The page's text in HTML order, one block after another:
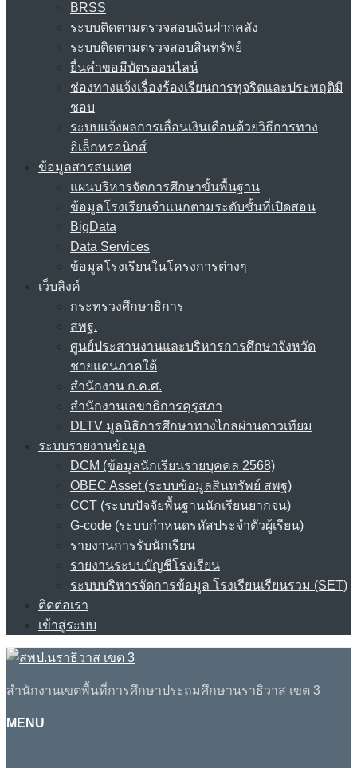
BRSS
ระบบติดตามตรวจสอบเงินฝากคลัง
ระบบติดตามตรวจสอบสินทรัพย์
ยื่นคำขอมีบัตรออนไลน์
ช่องทางแจ้งเรื่องร้องเรียนการทุจริตและประพฤติมิ
ชอบ
ระบบแจ้งผลการเลื่อนเงินเดือนด้วยวิธีการทาง
อิเล็กทรอนิกส์
ข้อมูลสารสนเทศ
แผนบริหารจัดการศึกษาขั้นพื้นฐาน
ข้อมูลโรงเรียนจำแนกตามระดับชั้นที่เปิดสอน
BigData
Data Services
ข้อมูลโรงเรียนในโครงการต่างๆ
เว็บลิงค์
กระทรวงศึกษาธิการ
สพฐ.
ศูนย์ประสานงานและบริหารการศึกษาจังหวัด
ชายแดนภาคใต้
สำนักงาน ก.ค.ศ.
สำนักงานเลขาธิการคุรุสภา
DLTV มูลนิธิการศึกษาทางไกลผ่านดาวเทียม
ระบบรายงานข้อมูล
DCM (ข้อมูลนักเรียนรายบุคคล 2568)
OBEC Asset (ระบบข้อมูลสินทรัพย์ สพฐ)
CCT (ระบบปัจจัยพื้นฐานนักเรียนยากจน)
G-code (ระบบกำหนดรหัสประจำตัวผู้เรียน)
รายงานการรับนักเรียน
รายงานระบบบัญชีโรงเรียน
ระบบบริหารจัดการข้อมูล โรงเรียนเรียนรวม (SET)
ติดต่อเรา
เข้าสู่ระบบ
สำนักงานเขตพื้นที่การศึกษาประถมศึกษานราธิวาส เขต 3
MENU